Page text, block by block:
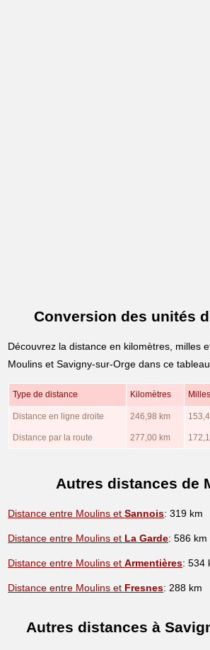
Conversion des unités
Découvrez la distance en kilomètres, milles
Moulins et Savigny-sur-Orge dans ce
Type de distance Kilomètres Milles
Distance en ligne droite 246,98 km
Distance par la route 277,00 km
Autres distances de
Distance entre Moulins etSannois: 319 km
Distance entre Moulins et La Garde: 586 km
Distance entre Moulins etArmentières: 534
Distance entre Moulins et Fresnes: 288 km
Autres distances à